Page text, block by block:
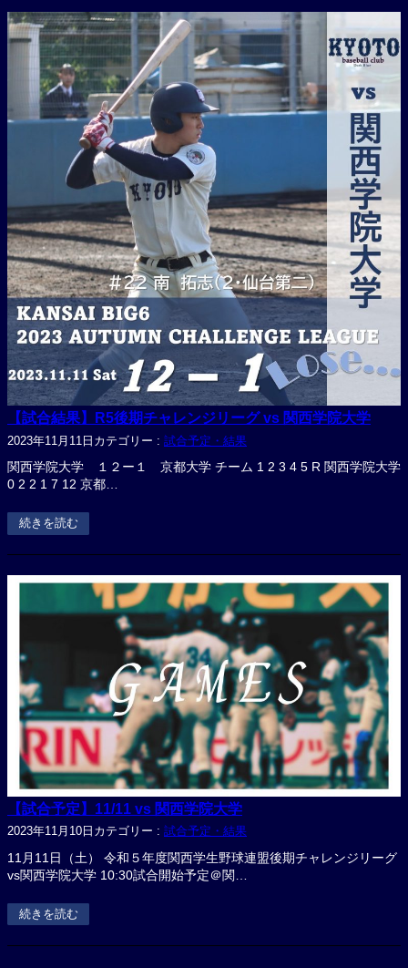
【試合結果】R5後期チャレンジリーグ vs 関西学院大学
2023年11月11日 カテゴリー : 試合予定・結果
関西学院大学 １２ー１ 京都大学 チーム 1 2 3 4 5 R 関西学院大学
0 2 2 1 7 12 京都…
続きを読む
【試合予定】11/11 vs 関西学院大学
2023年11月10日 カテゴリー : 試合予定・結果
11月11日（土） 令和５年度関西学生野球連盟後期チャレンジリーグ
vs関西学院大学 10:30試合開始予定＠関…
続きを読む